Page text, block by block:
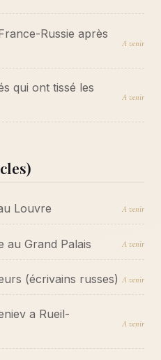
Russie après
A venir
qui ont tissé les
A venir
Louvre A venir
au Grand Palais A venir
(écrivains russes) A venir
a Rueil-
A venir